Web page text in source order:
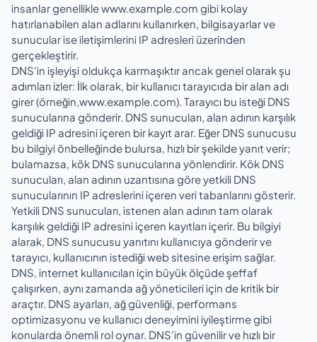
insanlar genellikle www.example.com gibi kolay
hatırlanabilen alan adlarını kullanırken, bilgisayarlar ve
sunucular ise iletişimlerini IP adresleri üzerinden
gerçekleştirir.
DNS'in işleyişi oldukça karmaşıktır ancak genel olarak şu
adımları izler: İlk olarak, bir kullanıcı tarayıcıda bir alan adı
girer (örneğin,www.example.com). Tarayıcı bu isteği DNS
sunucularına gönderir. DNS sunucuları, alan adının karşılık
geldiği IP adresini içeren bir kayıt arar. Eğer DNS sunucusu
bu bilgiyi önbelleğinde bulursa, hızlı bir şekilde yanıt verir;
bulamazsa, kök DNS sunucularına yönlendirir. Kök DNS
sunucuları, alan adının uzantısına göre yetkili DNS
sunucularının IP adreslerini içeren veri tabanlarını gösterir.
Yetkili DNS sunucuları, istenen alan adının tam olarak
karşılık geldiği IP adresini içeren kayıtları içerir. Bu bilgiyi
alarak, DNS sunucusu yanıtını kullanıcıya gönderir ve
tarayıcı, kullanıcının istediği web sitesine erişim sağlar.
DNS, internet kullanıcıları için büyük ölçüde şeffaf
çalışırken, aynı zamanda ağ yöneticileri için de kritik bir
araçtır. DNS ayarları, ağ güvenliği, performans
optimizasyonu ve kullanıcı deneyimini iyileştirme gibi
konularda önemli rol oynar. DNS'in güvenilir ve hızlı bir